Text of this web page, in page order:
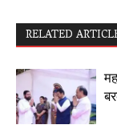
RELATED